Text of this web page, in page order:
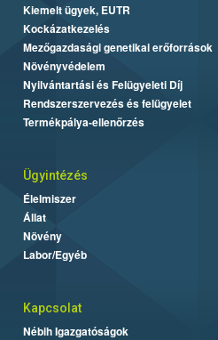
Kiemelt ügyek, EUTR
Kockázatkezelés
Mezőgazdasági genetikai erőforrások
Növényvédelem
Nyilvántartási és Felügyeleti Díj
Rendszerszervezés és felügyelet
Termékpálya-ellenőrzés
Ügyintézés
Élelmiszer
Állat
Növény
Labor/Egyéb
Kapcsolat
Nébih Igazgatóságok